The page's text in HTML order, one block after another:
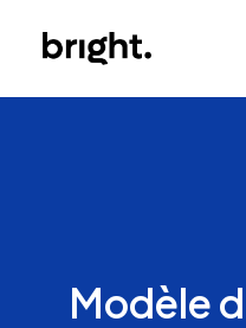
Modèle